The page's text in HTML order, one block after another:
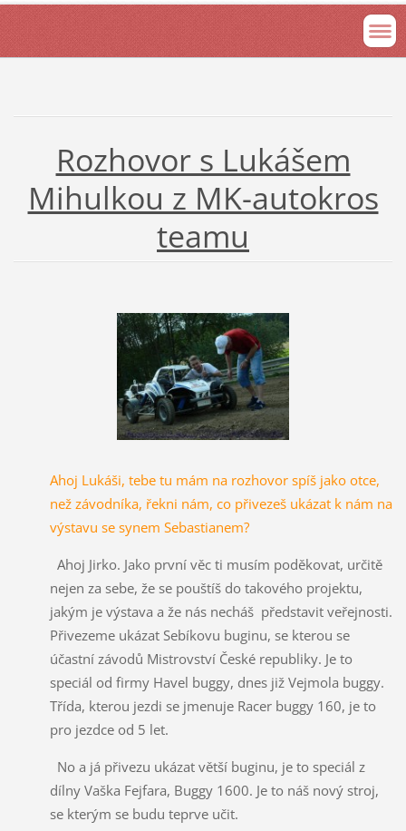
Rozhovor s Lukášem
Mihulkou z MK-autokros
teamu
Ahoj Lukáši, tebe tu mám na rozhovor spíš jako otce,
než závodníka, řekni nám, co přivezeš ukázat k nám na
výstavu se synem Sebastianem?
Ahoj Jirko. Jako první věc ti musím poděkovat, určitě
nejen za sebe, že se pouštíš do takového projektu,
jakým je výstava a že nás necháš představit veřejnosti.
Přivezeme ukázat Sebíkovu buginu, se kterou se
účastní závodů Mistrovství České republiky. Je to
speciál od firmy Havel buggy, dnes již Vejmola buggy.
Třída, kterou jezdi se jmenuje Racer buggy 160, je to
pro jezdce od 5 let.
No a já přivezu ukázat větší buginu, je to speciál z
dílny Vaška Fejfara, Buggy 1600. Je to náš nový stroj,
se kterým se budu teprve učit.